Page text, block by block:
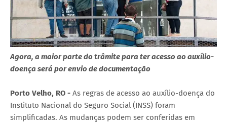
Agora, a maior parte do trâmite para ter acesso ao auxílio-
doença será por envio de documentação
Porto Velho, RO - As regras de acesso ao auxílio-doença do
Instituto Nacional do Seguro Social (INSS) foram
simplificadas. As mudanças podem ser conferidas em